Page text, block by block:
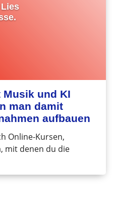
Lies
Musik und KI
man damit
aufbauen
Online-Kursen,
mit denen du die